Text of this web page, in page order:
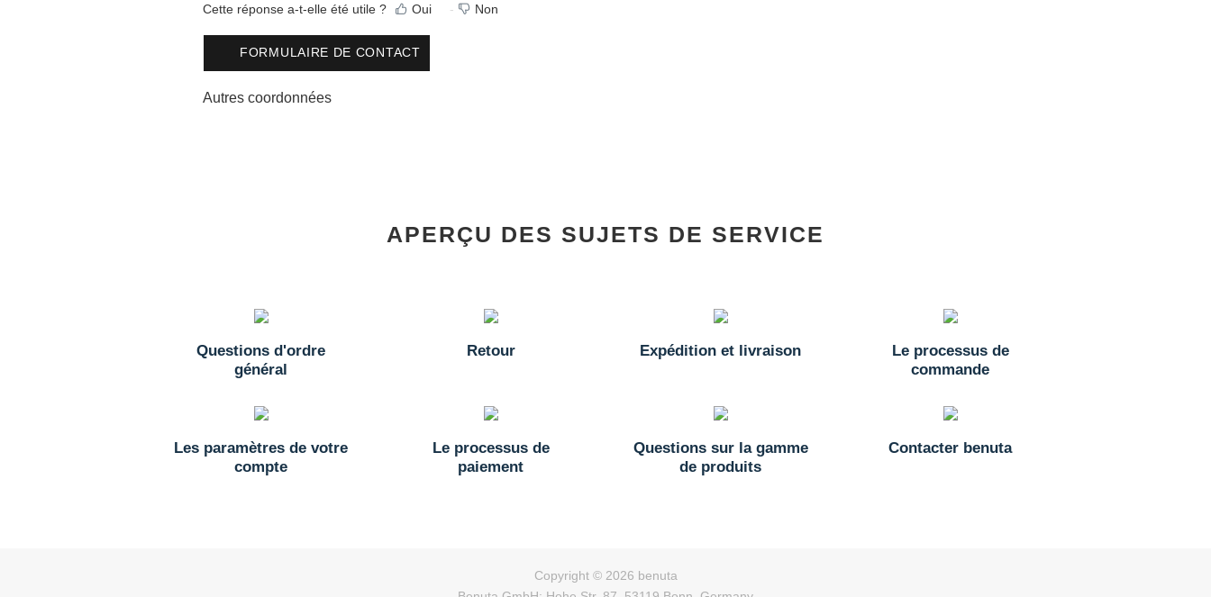
Cette réponse a-t-elle été utile ? Oui Non
FORMULAIRE DE CONTACT
Autres coordonnées
APERÇU DES SUJETS DE SERVICE
Questions d'ordre
général
Retour Expédition et livraison
Le processus de
commande
Les paramètres de votre
compte
Le processus de
paiement
Questions sur la gamme
de produits
Contacter benuta
Copyright © 2026 benuta